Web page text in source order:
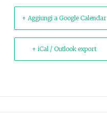
+ Aggiungi a Google Calendar
+ iCal / Outlook export